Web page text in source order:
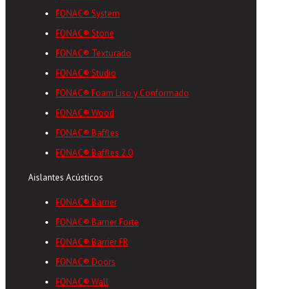
FONAC® System
FONAC® Stone
FONAC® Texturado
FONAC® Studio
FONAC® Foam Liso y Conformado
FONAC® Wood
FONAC® Baffles
FONAC® Baffles 2.0
Aislantes Acústicos
FONAC® Barrier
FONAC® Barrier Forte
FONAC® Barrier FR
FONAC® Doors
FONAC® Wall